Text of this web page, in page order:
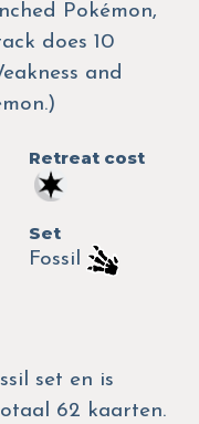
Pokémon,
does 10
and
Retreat cost
Set
Fossil
set en is
62 kaarten.